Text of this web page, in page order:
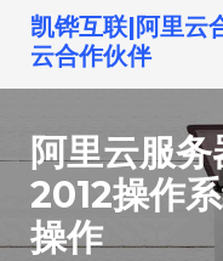
到
凯铧互联|阿里云
云合作伙伴
阿里云服
2012操作
操作